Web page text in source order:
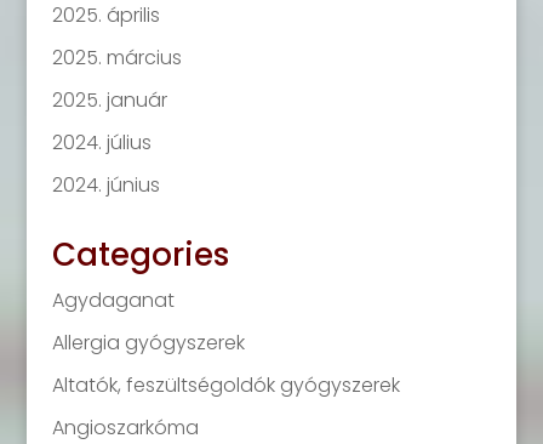
2025. április
2025. március
2025. január
2024. július
2024. június
Categories
Agydaganat
Allergia gyógyszerek
Altatók, feszültségoldók gyógyszerek
Angioszarkóma